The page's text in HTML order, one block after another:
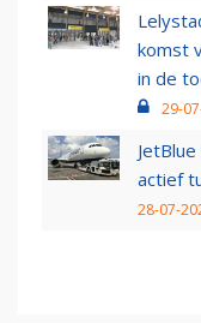
komst
in de
29-
actief
28-07-